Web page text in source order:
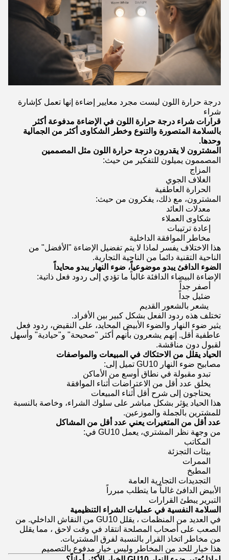
درجة حرارة اللون ليست مجرد معايير إضاءة إنها تعمل كإشارة
شراء
قرارات شراء درجة حرارة اللون في الإضاءة مدفوعة أكثر
بالسلامة المتصورة والتنوع وخطر الشكاوى أكثر من الجمالية
وحدها.
المشترون لا يقدرون درجة حرارة اللون مثل المصممين
المصممون يميلون للتفكير من حيث:
المزاج
الغلاف الجوي
الحرارة العاطفية
المشترون، مع ذلك، يفكرون من حيث:
معدلات العائد
شكاوى العملاء
إعادة ترتيبات
مخاطر الموافقة الداخلية
هذا الاختلاف يفسر لماذا لا يتم تفضيل الإضاءة "الأفضل" من
الناحية التقنية دائما من الناحية التجارية.
الضوء الدافئ يبدو موضوعياً، ضوء النهار يبدو محايداً
الإضاءة البيضاء الدافئة غالباً ما تؤدي إلى ردود فعل ذاتية:
أصفر جداً
ضئيل جداً
‬ ‫يشعر بالشعور القديم‬
تختلف هذه ردود الفعل بشكل كبير بين الأفراد.
يثير ضوء النهار والضوء الأبيض المحايد، على النقيض، ردود فعل
عاطفية أقل. إنهم يشعرون بأنهم أكثر "صحيحة" و"حيادية" وأسهل
لقبول دون مناقشة.
الحياد يقلل من الاحتكاك في المبيعات والمواصفات
مصابيح ضوء النهار GU10 تميل إلى:
تبدو مقبولة في نطاق أوسع من الأماكن
يخلق عدد أقل من الاعتراضات أثناء الموافقة
يحتاجون إلى شرح أقل أثناء المبيعات
هذا الحياد يؤثر بشكل مباشر على سلوك الشراء، وخاصة بالنسبة
للمشترين بالجملة والموزعين.
عدد أقل من المتغيرات يعني عدد أقل من المشاكل
من وجهة نظر المشتري، يعمل GU10 في:
المكاتب
بيئات التجزئة
الممرات
المطبخ
التجديدات التجارية العامة
الأبيض الدافئ غالباً ما يتطلب مبرراً
التبرير يبطئ القرارات
السلامة النفسية في عمليات الشراء التنظيمية
في العديد من المنظمات ، يقلل GU10 من النقاش الداخلي. من
الصعب على أصحاب المصلحة انتقاد في وقت لاحق ، مما يقلل
من مخاطر اتخاذ القرار بالنسبة لفرق المشتريات.
هذا خيار للحد من المخاطر وليس خيار مدفوع بالتصميم